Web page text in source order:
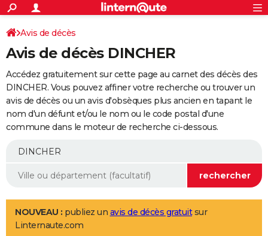
ACTUALITÉS
Politique
Société
Faits Divers
Education
Monde
Villes
+
SPORT
Coupe du monde 2026
Football
Tennis
Cyclisme
Rugby
Forum
Programme TV
TNT
Streaming
Cinéma
Sorties cinéma
Musique
+
FINANCE
Retraite
Epargne
Immobilier
Risques naturels par ville
Banque
Assurance
AUTO
Essais
Réserver un essai
Citadines
Berlines
SUV
Forum auto
+
Mobiles
Meilleur smartphone
Internet
Ordinateurs
Jeux vidéo
Guide high-tech
Aménagement intérieur
LIFESTYLE
Art de vivre
Bien-être
Loisirs
Mode
Modes de vie
Avis de décès
Avis de décès DINCHER
Accédez gratuitement sur cette page au carnet des décès des
DINCHER. Vous pouvez affiner votre recherche ou trouver un
avis de décès ou un avis d'obsèques plus ancien en tapant le
nom d'un défunt et/ou le nom ou le code postal d'une
commune dans le moteur de recherche ci-dessous.
NOUVEAU : publiez un avis de décès gratuitsur
Linternaute.com